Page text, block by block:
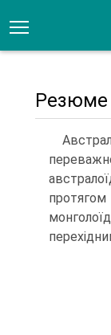
Резюме